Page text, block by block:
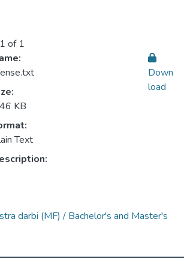
of 1
KB
Text
Down
load
darbi (MF) / Bachelor's and Master's